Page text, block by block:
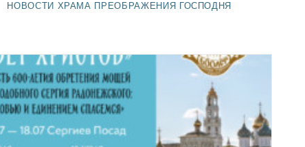
НОВОСТИ ХРАМА ПРЕОБРАЖЕНИЯ ГОСПОДНЯ